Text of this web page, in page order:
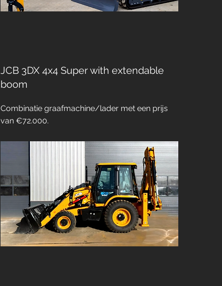
JCB 3DX 4x4 Super with extendable
boom
Combinatie graafmachine/lader met een prijs
van €72.000.